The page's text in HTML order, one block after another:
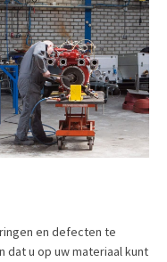
en defecten te
dat u op uw materiaal kunt